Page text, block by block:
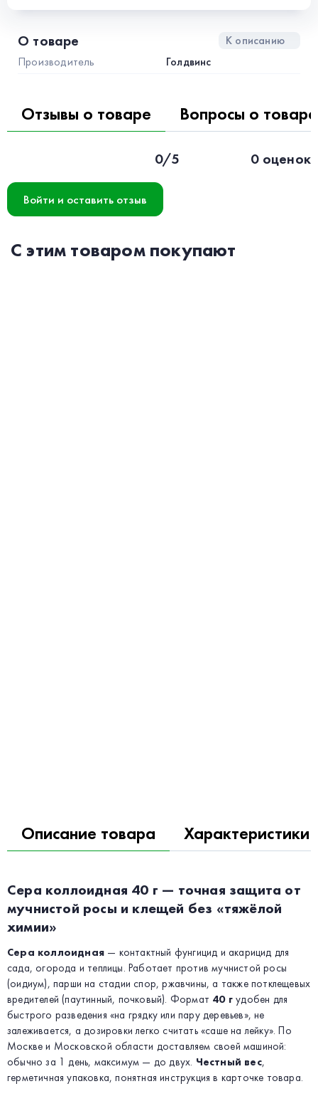
О товаре
К описанию
Производитель
Голдвинс
Отзывы о товаре Вопросы о товаре
0/5 0 оценок
Войти и оставить отзыв
С этим товаром покупают
Описание товара Характеристики
Сера коллоидная 40 г — точная защита от
мучнистой росы и клещей без «тяжёлой
химии»
Сера коллоидная — контактный фунгицид и акарицид для
сада, огорода и теплицы. Работает против мучнистой росы
(оидиум), парши на стадии спор, ржавчины, а также потклещевых
вредителей (паутинный, почковый). Формат 40 г удобен для
быстрого разведения «на грядку или пару деревьев», не
залеживается, а дозировки легко считать «саше на лейку». По
Москве и Московской области доставляем своей машиной:
обычно за 1 день, максимум — до двух. Честный вес,
герметичная упаковка, понятная инструкция в карточке товара.